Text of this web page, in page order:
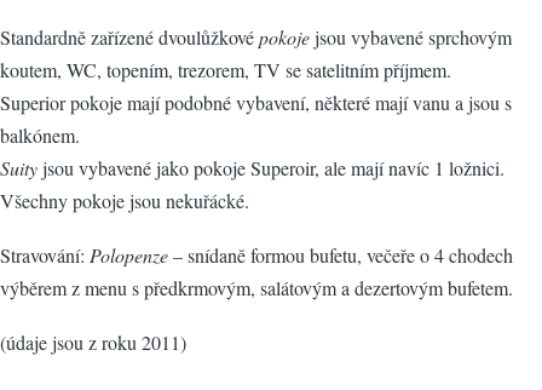
Standardně zařízené dvoulůžkovépokojejsou vybavené sprchovým
koutem, WC, topením, trezorem, TV se satelitním příjmem.
Superior pokoje mají podobné vybavení, některé mají vanu a jsou s
balkónem.
Suityjsou vybavené jako pokoje Superoir, ale mají navíc 1 ložnici.
Všechny pokoje jsou nekuřácké.
Stravování: Polopenze– snídaně formou bufetu, večeře o 4 chodech
výběrem z menu s předkrmovým, salátovým a dezertovým bufetem.
(údaje jsou z roku 2011)